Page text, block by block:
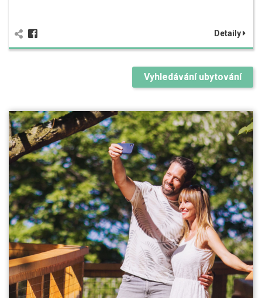
Detaily
Vyhledávání ubytování